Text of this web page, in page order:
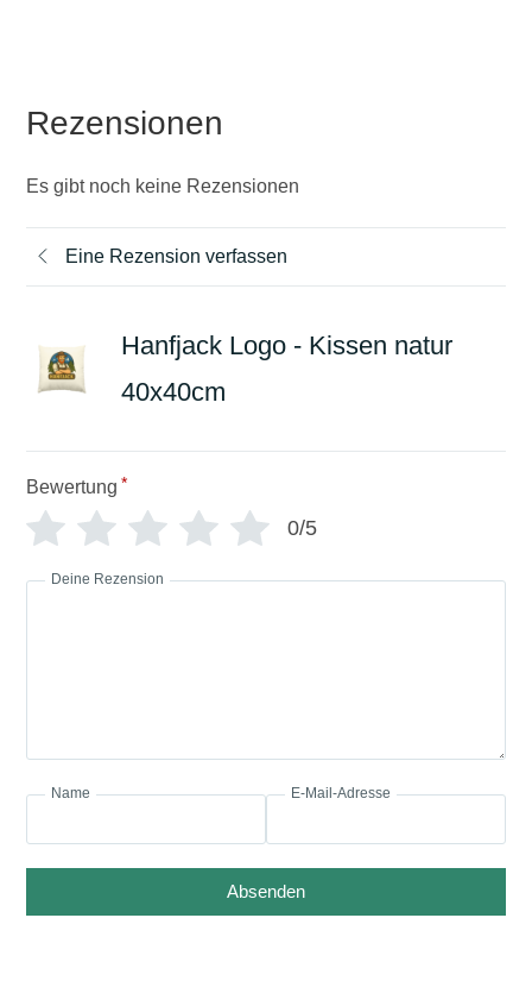
Rezensionen
Es gibt noch keine Rezensionen
Eine Rezension verfassen
Hanfjack Logo - Kissen natur
40x40cm
Bewertung *
0/5
Deine Rezension
Name E-Mail-Adresse
Absenden